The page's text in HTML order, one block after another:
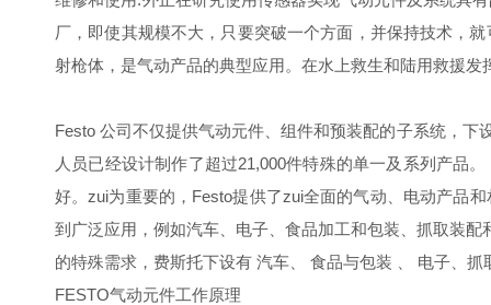
厂，即使其规模不大，只要突破一个方面，并保持技术，
射枪体，是气动产品的典型应用。在水上救生和陆用救援发
Festo 公司不仅提供气动元件、组件和预装配的子系统，
人员已经设计制作了超过21,000件特殊的单一及系列产
好。zui为重要的，Festo提供了zui全面的气动、电动产
到广泛应用，例如汽车、电子、食品加工和包装、抓取装
的特殊需求，费斯托下设有 汽车、 食品与包装 、 电子、
FESTO气动元件工作原理